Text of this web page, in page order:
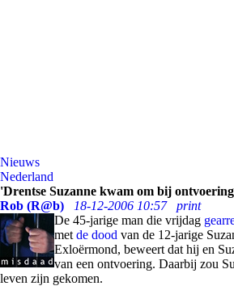
Nieuws
Nederland
'Drentse Suzanne kwam om bij
Rob (R@b)
18-12-2006 10:57
print
De 45-jarige man die vrijdag
met de dood van de 12-jarige
Exloërmond, beweert dat hij en
van een ontvoering. Daarbij zou
leven zijn gekomen.